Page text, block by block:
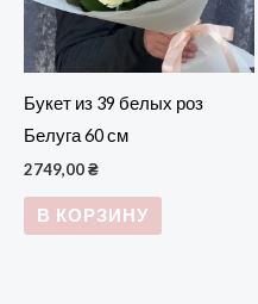
Букет из 39 белых роз
Белуга 60 см
2749,00₴
В КОРЗИНУ